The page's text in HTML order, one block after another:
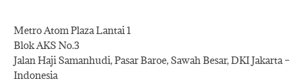
Metro Atom Plaza Lantai 1
Blok AKS No.3
Jalan Haji Samanhudi, Pasar Baroe, Sawah Besar, DKI Jakarta –
Indonesia